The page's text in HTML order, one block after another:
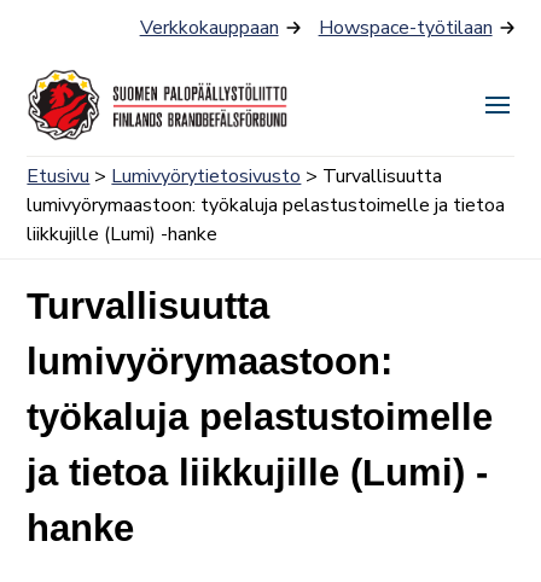
Verkkokauppaan Howspace-työtilaan
Etusivu > Lumivyörytietosivusto > Turvallisuutta
lumivyörymaastoon: työkaluja pelastustoimelle ja tietoa
liikkujille (Lumi) -hanke
Turvallisuutta
lumivyörymaastoon:
työkaluja pelastustoimelle
ja tietoa liikkujille (Lumi) -
hanke